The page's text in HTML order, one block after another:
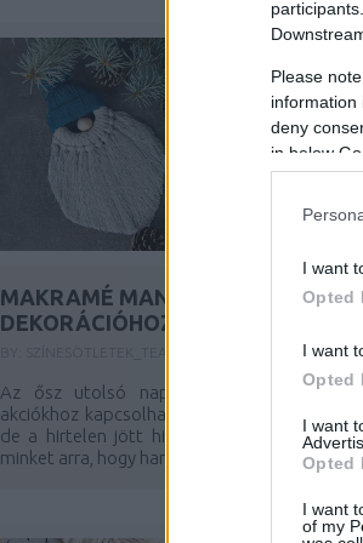
Please
information
deny
in below
I want
Opted
I want
Opted
I want
Opted
I want
of my
MAKRAMÉ MANÓ A TÉLI
DEKORÁCIÓHOZ
Az ősz utolsó napjaiban ha nem a
akciókhoz kapcsolható karácsonyi dekorációk,
de a hirtelen jött hideg biztosan
minket arra, hogy hamarosan itt...